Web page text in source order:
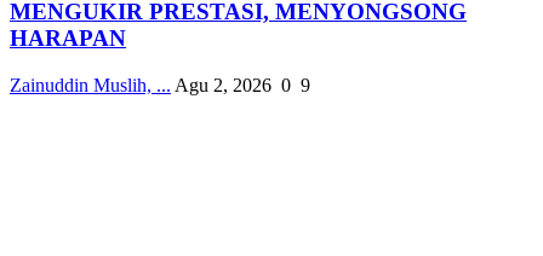
MENGUKIR PRESTASI, MENYONGSONG
HARAPAN
Zainuddin Muslih, ... Agu 2, 2026 0 9